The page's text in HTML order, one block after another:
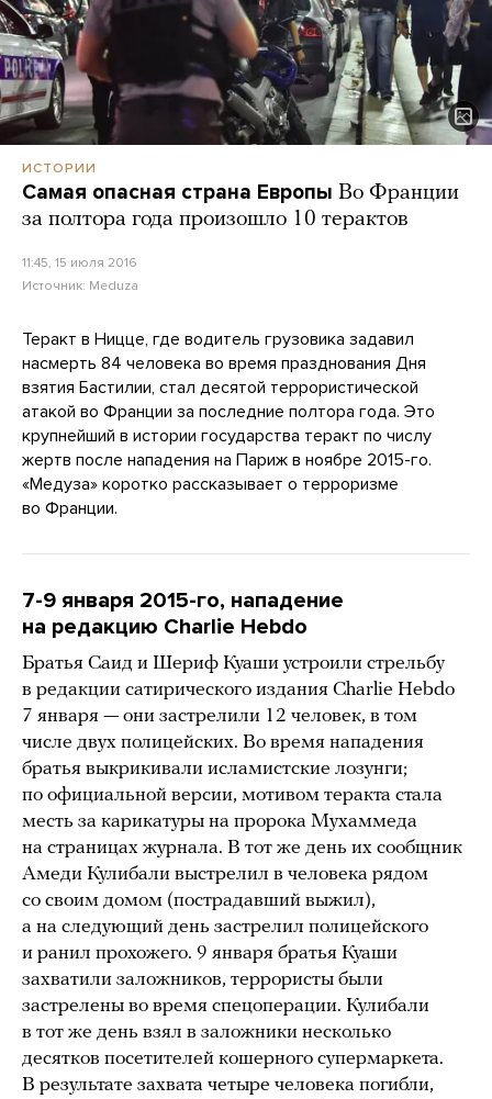
ИСТОРИИ
Самая опасная страна Европы Во Франции
за полтора года произошло 10 терактов
11:45, 15 июля 2016
Источник: Meduza
Теракт в Ницце, где водитель грузовика задавил
насмерть 84 человека во время празднования Дня
взятия Бастилии, стал десятой террористической
атакой во Франции за последние полтора года. Это
крупнейший в истории государства теракт по числу
жертв после нападения на Париж в ноябре 2015-го.
«Медуза» коротко рассказывает о терроризме
во Франции.
7-9 января 2015-го, нападение
на редакцию Charlie Hebdo
Братья Саид и Шериф Куаши устроили стрельбу
в редакции сатирического издания Charlie Hebdo
7 января — они застрелили 12 человек, в том
числе двух полицейских. Во время нападения
братья выкрикивали исламистские лозунги;
по официальной версии, мотивом теракта стала
месть за карикатуры на пророка Мухаммеда
на страницах журнала. В тот же день их сообщник
Амеди Кулибали выстрелил в человека рядом
со своим домом (пострадавший выжил),
а на следующий день застрелил полицейского
и ранил прохожего. 9 января братья Куаши
захватили заложников, террористы были
застрелены во время спецоперации. Кулибали
в тот же день взял в заложники несколько
десятков посетителей кошерного супермаркета.
В результате захвата четыре человека погибли,